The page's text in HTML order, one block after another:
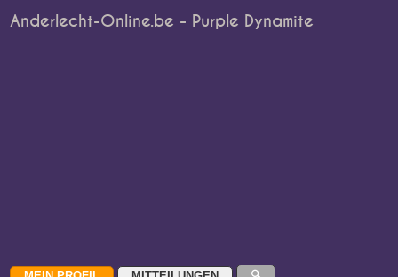
Anderlecht-Online.be - Purple Dynamite